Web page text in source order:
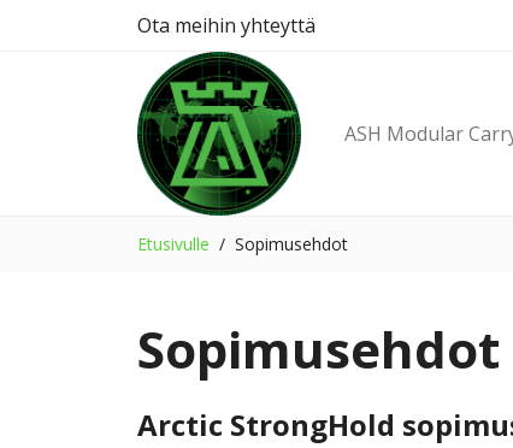
Ota meihin yhteyttä
ASH Modular
Etusivulle Sopimusehdot
Sopimusehdot
Arctic StrongHold